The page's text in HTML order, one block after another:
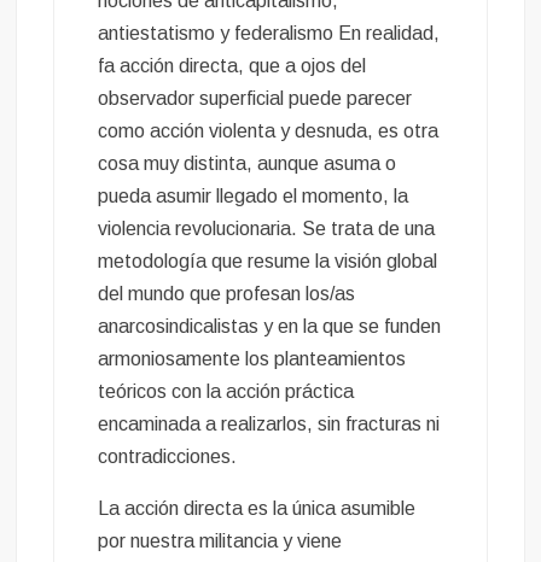
antiestatismo y federalismo En realidad,
fa acción directa, que a ojos del
observador superficial puede parecer
como acción violenta y desnuda, es otra
cosa muy distinta, aunque asuma o
pueda asumir llegado el momento, la
violencia revolucionaria. Se trata de una
metodología que resume la visión global
del mundo que profesan los/as
anarcosindicalistas y en la que se funden
armoniosamente los planteamientos
teóricos con la acción práctica
encaminada a realizarlos, sin fracturas ni
contradicciones.
La acción directa es la única asumible
por nuestra militancia y viene